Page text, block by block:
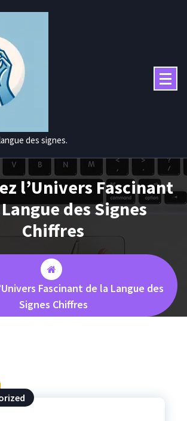
des signes.
l’Univers Fascinant
des Signes
Chiffres
Fascinant de la Langue des
Signes Chiffres